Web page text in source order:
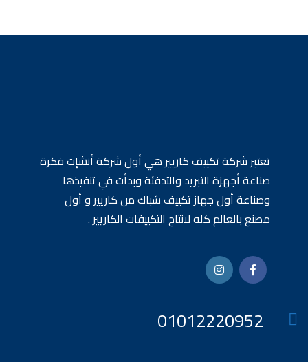
تعتبر شركة تكييف كاريير هي أول شركة أنشإت فكرة
صناعة أجهزة التبريد والتدفئة وبدأت في تنفيذها
وصناعة أول جهاز تكييف شباك من كاريير و أول
مصنع بالعالم كله لانتاج التكييفات الكاريير .
01012220952